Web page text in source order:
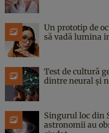
Un prototip de
să vadă lumina
Test de cultură
dintre neural și
Singurul loc din
astronomii au